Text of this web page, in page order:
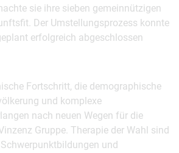
sie ihre sieben gemeinnützigen
Der Umstellungsprozess konnte
erfolgreich abgeschlossen
Fortschritt, die demographische
und komplexe
nach neuen Wegen für die
Gruppe. Therapie der Wahl sind
und